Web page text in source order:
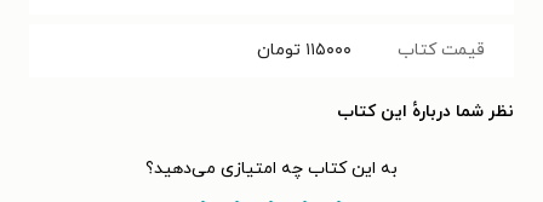
قیمت کتاب ۱۱۵۰۰۰ تومان
نظر شما دربارهٔ این کتاب
به این کتاب چه امتیازی می‌دهید؟